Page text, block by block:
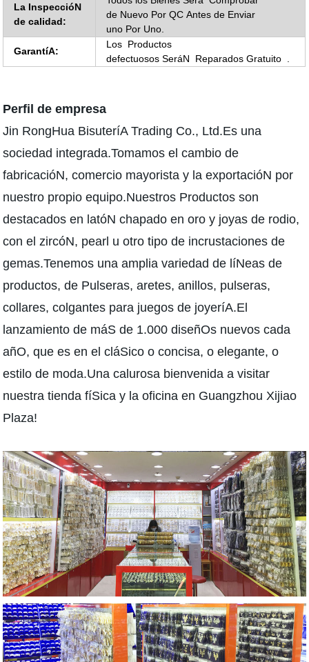
La InspeccióN
de calidad:
de Nuevo Por QC Antes de Enviar
uno Por Uno.
GarantíA:
Los Productos
defectuosos SeráN Reparados Gratuito .
Perfil de empresa
Jin RongHua BisuteríA Trading Co., Ltd.Es una
sociedad integrada.Tomamos el cambio de
fabricacióN, comercio mayorista y la exportacióN por
nuestro propio equipo.Nuestros Productos son
destacados en latóN chapado en oro y joyas de rodio,
con el zircóN, pearl u otro tipo de incrustaciones de
gemas.Tenemos una amplia variedad de líNeas de
productos, de Pulseras, aretes, anillos, pulseras,
collares, colgantes para juegos de joyeríA.El
lanzamiento de máS de 1.000 diseñOs nuevos cada
añO, que es en el cláSico o concisa, o elegante, o
estilo de moda.Una calurosa bienvenida a visitar
nuestra tienda fíSica y la oficina en Guangzhou Xijiao
Plaza!